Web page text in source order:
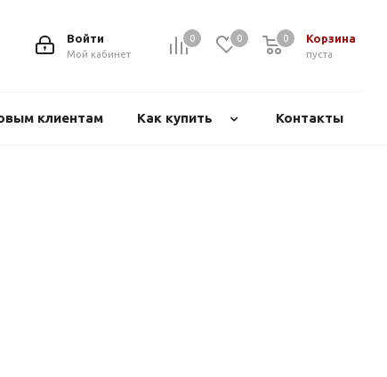
0 0 Корзина
пуста
0
Войти
Мой кабинет
клиентам Как купить Контакты